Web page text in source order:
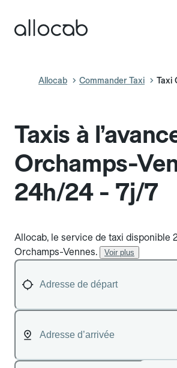
Allocab Commander Taxi Taxi
Taxis à
Orchamps-
24h/24 - 7j/7
Allocab, le service de taxi disponible
Orchamps-Vennes.
Voir plus